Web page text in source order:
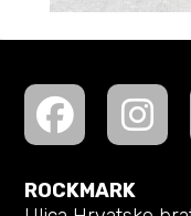
ROCKMARK